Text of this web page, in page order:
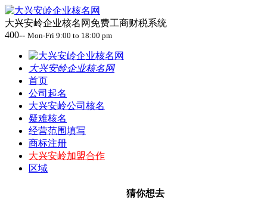
大兴安岭企业核名网免费工商财税系统
400-- Mon-Fri 9:00 to 18:00 pm
大兴安岭企业核名网
首页
公司起名
大兴安岭公司核名
疑难核名
经营范围填写
商标注册
大兴安岭加盟合作
区域
猜你想去